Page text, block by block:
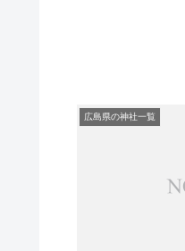
広島県の神社一覧